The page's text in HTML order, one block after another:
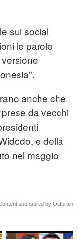
sui social
le parole
anche che
da vecchi
e della
nel maggio
sponsored by Outbrain